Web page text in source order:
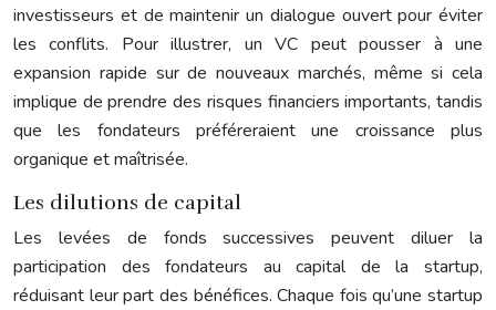
investisseurs et de maintenir un dialogue ouvert pour éviter
les conflits. Pour illustrer, un VC peut pousser à une
expansion rapide sur de nouveaux marchés, même si cela
implique de prendre des risques financiers importants, tandis
que les fondateurs préféreraient une croissance plus
organique et maîtrisée.
Les dilutions de capital
Les levées de fonds successives peuvent diluer la
participation des fondateurs au capital de la startup,
réduisant leur part des bénéfices. Chaque fois qu’une startup